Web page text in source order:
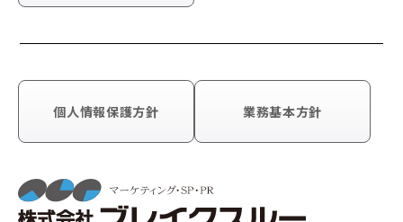
個人情報保護方針 業務基本方針